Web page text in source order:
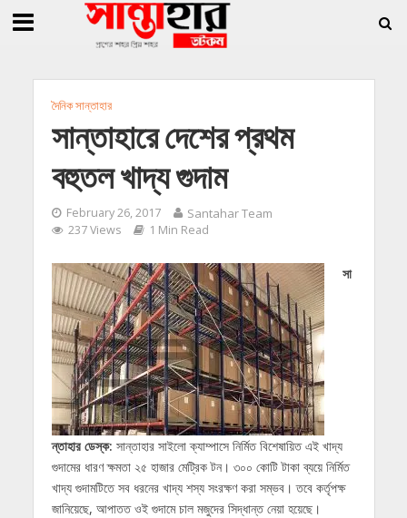
জিললুর, সাধারণ সম্পাদক সোহাগ » সান্তাহারে হেরোইনসহ যুবক গ্রেফতার
দৈনিক সান্তাহার
সান্তাহারে দেশের প্রথম
বহুতল খাদ্য গুদাম
February 26, 2017 Santahar Team
237 Views 1 Min Read
সা
ন্তাহার ডেস্ক: সান্তাহার সাইলো ক্যাম্পাসে নির্মিত বিশেষায়িত এই খাদ্য
গুদামের ধারণ ক্ষমতা ২৫ হাজার মেট্রিক টন। ৩০০ কোটি টাকা ব্যয়ে নির্মিত
খাদ্য গুদামটিতে সব ধরনের খাদ্য শস্য সংরক্ষণ করা সম্ভব। তবে কর্তৃপক্ষ
জানিয়েছে, আপাতত ওই গুদামে চাল মজুদের সিদ্ধান্ত নেয়া হয়েছে।